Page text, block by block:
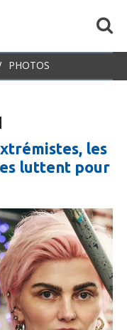
PHOTOS
les
luttent pour